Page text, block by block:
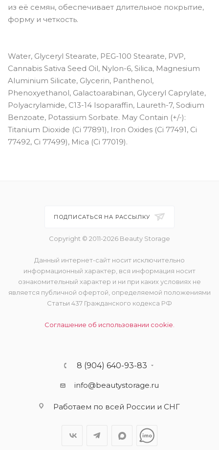
из её семян, обеспечивает длительное покрытие,
форму и четкость.
Water, Glyceryl Stearate, PEG-100 Stearate, PVP,
Cannabis Sativa Seed Oil, Nylon-6, Silica, Magnesium
Aluminium Silicate, Glycerin, Panthenol,
Phenoxyethanol, Galactoarabinan, Glyceryl Caprylate,
Polyacrylamide, C13-14 Isoparaffin, Laureth-7, Sodium
Benzoate, Potassium Sorbate. May Contain (+/-):
Titanium Dioxide (Ci 77891), Iron Oxides (Ci 77491, Ci
77492, Ci 77499), Mica (Ci 77019).
ПОДПИСАТЬСЯ НА РАССЫЛКУ
Copyright © 2011-2026 Beauty Storage
Данный интернет-сайт носит исключительно
информационный характер, вся информация носит
ознакомительный характер и ни при каких условиях не
является публичной офертой, определяемой положениями
Статьи 437 Гражданского кодекса РФ
Соглашение об использовании cookie.
8 (904) 640-93-83
info@beautystorage.ru
Работаем по всей России и СНГ